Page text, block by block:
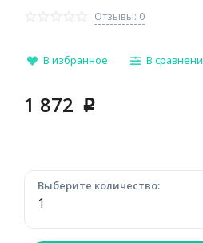
Отзывы: 0
В избранное В
1 872 p
Выберите количество: